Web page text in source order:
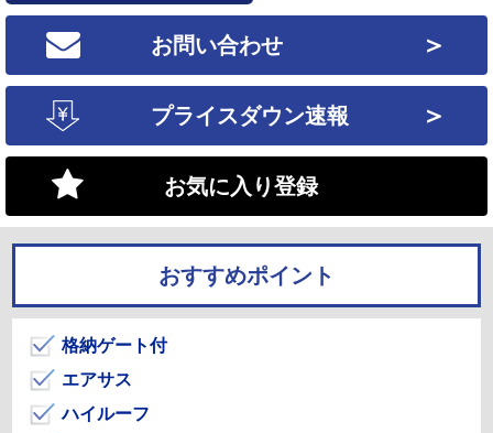
お問い合わせ ＞
プライスダウン速報 ＞
お気に入り登録
おすすめポイント
格納ゲート付
エアサス
ハイルーフ